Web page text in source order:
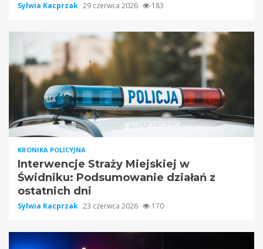
Sylwia Kacprzak 29 czerwca 2026 183
KRONIKA POLICYJNA
Interwencje Straży Miejskiej w
Świdniku: Podsumowanie działań z
ostatnich dni
Sylwia Kacprzak 23 czerwca 2026 170